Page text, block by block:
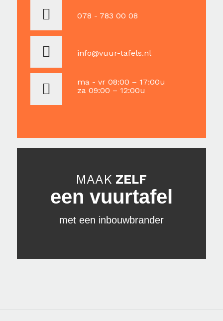
078 - 783 00 08
info@vuur-tafels.nl
ma - vr 08:00 – 17:00u
za 09:00 – 12:00u
MAAK ZELF
een vuurtafel
met een inbouwbrander